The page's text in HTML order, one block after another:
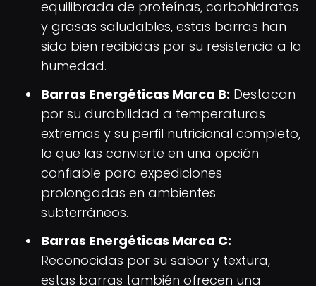
equilibrada de proteínas, carbohidratos
y grasas saludables, estas barras han
sido bien recibidas por su resistencia a la
humedad.
Barras Energéticas Marca B: Destacan
por su durabilidad a temperaturas
extremas y su perfil nutricional completo,
lo que las convierte en una opción
confiable para expediciones
prolongadas en ambientes
subterráneos.
Barras Energéticas Marca C:
Reconocidas por su sabor y textura,
estas barras también ofrecen una